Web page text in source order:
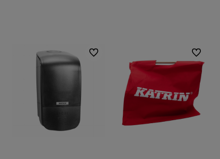
Do ulubionych Do